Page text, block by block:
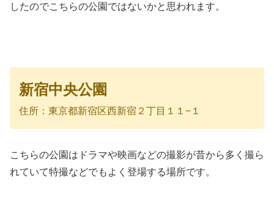
したのでこちらの公園ではないかと思われます。
新宿中央公園
住所：東京都新宿区西新宿２丁目１１−１
こちらの公園はドラマや映画などの撮影が昔から多く撮ら
れていて特撮などでもよく登場する場所です。